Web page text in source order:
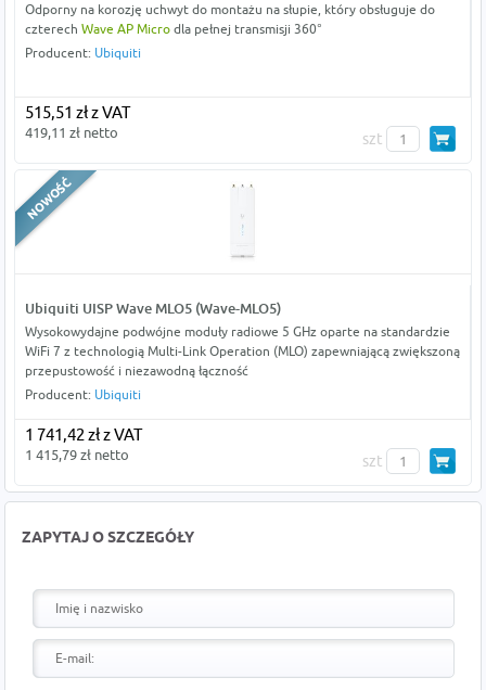
Odporny na korozję uchwyt do montażu na słupie, który obsługuje do
czterech Wave AP Microdla pełnej transmisji 360°
Producent: Ubiquiti
515,51 zł z VAT
419,11 zł netto szt
Ubiquiti UISP Wave MLO5 (Wave-MLO5)
Wysokowydajne podwójne moduły radiowe 5 GHz oparte na standardzie
WiFi 7 z technologią Multi-Link Operation (MLO) zapewniającą zwiększoną
przepustowość i niezawodną łączność
Producent: Ubiquiti
1 741,42 zł z VAT
1 415,79 zł netto szt
ZAPYTAJ O SZCZEGÓŁY